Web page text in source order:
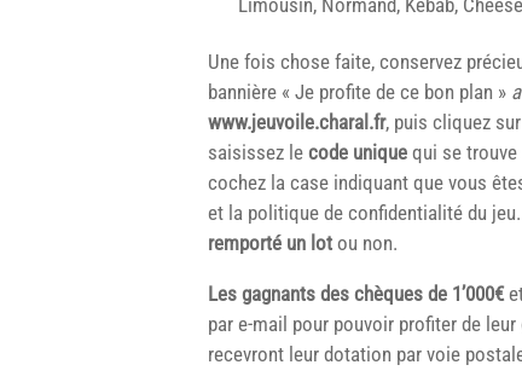
Limousin, Normand, Kebab,
Une fois chose faite, conservez
bannière « Je profite de ce bon plan »
www.jeuvoile.charal.fr, puis cliquez
saisissez le code unique qui se
cochez la case indiquant que vous
et la politique de confidentialité du
remporté un lot ou non.
Les gagnants des chèques de 1’000€
par e-mail pour pouvoir profiter de
recevront leur dotation par voie